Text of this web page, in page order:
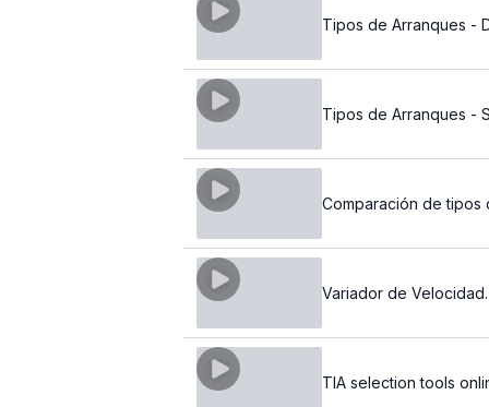
Tipos de Arranques -
Tipos de Arranques -
Comparación de tipos
Variador de Velocidad.
TIA selection tools